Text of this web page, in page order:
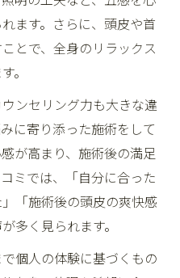
ます。さらに、頭皮や首
とで、全身のリラックス
。
ンセリング力も大きな違
に寄り添った施術をして
が高まり、施術後の満足
ミでは、「自分に合った
「施術後の頭皮の爽快感
多く見られます。
個人の体験に基づくもの